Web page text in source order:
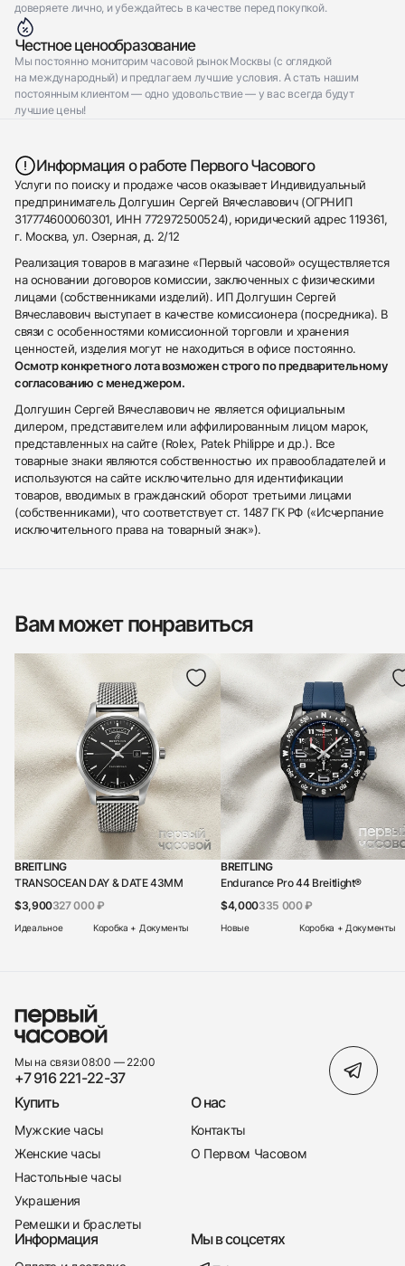
доверяете лично, и убеждайтесь в качестве перед покупкой.
Честное ценообразование
Мы постоянно мониторим часовой рынок Москвы (с оглядкой
на международный) и предлагаем лучшие условия. А стать нашим
постоянным клиентом — одно удовольствие — у вас всегда будут
лучшие цены!
Информация о работе Первого Часового
Услуги по поиску и продаже часов оказывает Индивидуальный
предприниматель Долгушин Сергей Вячеславович (ОГРНИП
317774600060301, ИНН 772972500524), юридический адрес 119361,
г. Москва, ул. Озерная, д. 2/12
Реализация товаров в магазине «Первый часовой» осуществляется
на основании договоров комиссии, заключенных с физическими
лицами (собственниками изделий). ИП Долгушин Сергей
Вячеславович выступает в качестве комиссионера (посредника). В
связи с особенностями комиссионной торговли и хранения
ценностей, изделия могут не находиться в офисе постоянно.
Осмотр конкретного лота возможен строго по предварительному
согласованию с менеджером.
Долгушин Сергей Вячеславович не является официальным
дилером, представителем или аффилированным лицом марок,
представленных на сайте (Rolex, Patek Philippe и др.). Все
товарные знаки являются собственностью их правообладателей и
используются на сайте исключительно для идентификации
товаров, вводимых в гражданский оборот третьими лицами
(собственниками), что соответствует ст. 1487 ГК РФ («Исчерпание
исключительного права на товарный знак»).
Вам может понравиться
BREITLING
TRANSOCEAN DAY & DATE 43MM
$3,900327 000 ₽
Идеальное Коробка + Документы
BREITLING
Endurance Pro 44 Breitlight®
$4,000335 000 ₽
Новые Коробка + Документы
Мы на связи 08:00 — 22:00
+7 916 221-22-37
Купить
Мужские часы
Женские часы
Настольные часы
Украшения
Ремешки и браслеты
О нас
Контакты
О Первом Часовом
Информация Мы в соцсетях